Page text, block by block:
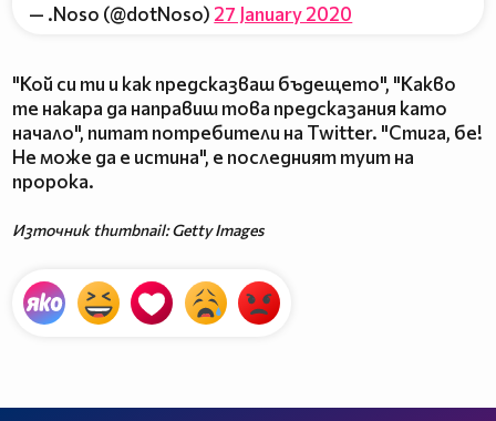
— .Noso (@dotNoso) 27 January 2020
"Кой си ти и как предсказваш бъдещето", "Какво
те накара да направиш това предсказания като
начало", питат потребители на Twitter. "Стига, бе!
Не може да е истина", е последният туит на
пророка.
Източник thumbnail: Getty Images